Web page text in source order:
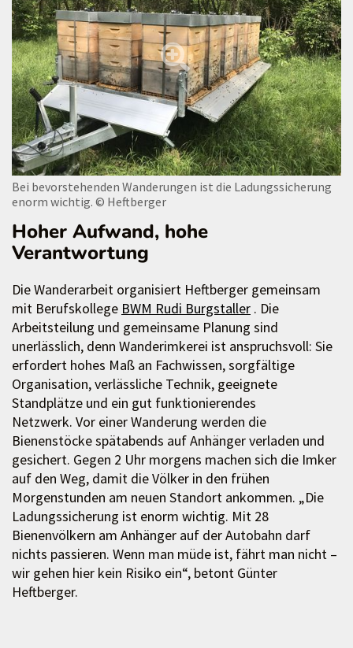
Bei bevorstehenden Wanderungen ist die Ladungssicherung
enorm wichtig. © Heftberger
Hoher Aufwand, hohe
Verantwortung
Die Wanderarbeit organisiert Heftberger gemeinsam
mit Berufskollege BWM Rudi Burgstaller . Die
Arbeitsteilung und gemeinsame Planung sind
unerlässlich, denn Wanderimkerei ist anspruchsvoll: Sie
erfordert hohes Maß an Fachwissen, sorgfältige
Organisation, verlässliche Technik, geeignete
Standplätze und ein gut funktionierendes
Netzwerk. Vor einer Wanderung werden die
Bienenstöcke spätabends auf Anhänger verladen und
gesichert. Gegen 2 Uhr morgens machen sich die Imker
auf den Weg, damit die Völker in den frühen
Morgenstunden am neuen Standort ankommen. „Die
Ladungssicherung ist enorm wichtig. Mit 28
Bienenvölkern am Anhänger auf der Autobahn darf
nichts passieren. Wenn man müde ist, fährt man nicht –
wir gehen hier kein Risiko ein“, betont Günter
Heftberger.